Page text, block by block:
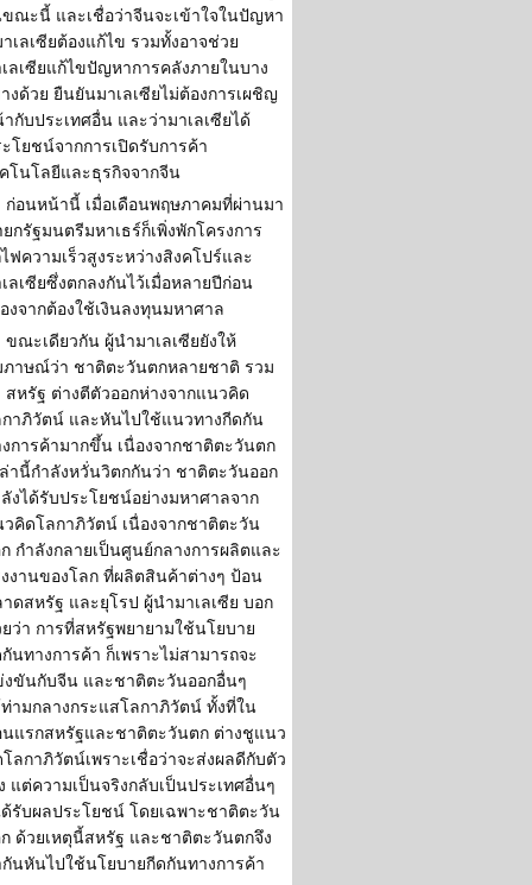
ณะนี้ และเชื่อว่าจีนจะเข้าใจในปัญหา
เลเซียต้องแก้ไข รวมทั้งอาจช่วย
ลเซียแก้ไขปัญหาการคลังภายในบาง
งด้วย ยืนยันมาเลเซียไม่ต้องการเผชิญ
กับประเทศอื่น และว่ามาเลเซียได้
โยชน์จากการเปิดรับการค้า
โนโลยีและธุรกิจจากจีน
ก่อนหน้านี้ เมื่อเดือนพฤษภาคมที่ผ่านมา
กรัฐมนตรีมหาเธร์ก็เพิ่งพักโครงการ
ฟความเร็วสูงระหว่างสิงคโปร์และ
ลเซียซึ่งตกลงกันไว้เมื่อหลายปีก่อน
งจากต้องใช้เงินลงทุนมหาศาล
ขณะเดียวกัน ผู้นำมาเลเซียยังให้
าษณ์ว่า ชาติตะวันตกหลายชาติ รวม
สหรัฐ ต่างตีตัวออกห่างจากแนวคิด
าภิวัตน์ และหันไปใช้แนวทางกีดกัน
การค้ามากขึ้น เนื่องจากชาติตะวันตก
านี้กำลังหวั่นวิตกกันว่า ชาติตะวันออก
งได้รับประโยชน์อย่างมหาศาลจาก
คิดโลกาภิวัตน์ เนื่องจากชาติตะวัน
กำลังกลายเป็นศูนย์กลางการผลิตและ
งานของโลก ที่ผลิตสินค้าต่างๆ ป้อน
ดสหรัฐ และยุโรป ผู้นำมาเลเซีย บอก
ว่า การที่สหรัฐพยายามใช้นโยบาย
นทางการค้า ก็เพราะไม่สามารถจะ
ขันกับจีน และชาติตะวันออกอื่นๆ
ามกลางกระแสโลกาภิวัตน์ ทั้งที่ใน
แรกสหรัฐและชาติตะวันตก ต่างชูแนว
ลกาภิวัตน์เพราะเชื่อว่าจะส่งผลดีกับตัว
แต่ความเป็นจริงกลับเป็นประเทศอื่นๆ
รับผลประโยชน์ โดยเฉพาะชาติตะวัน
ด้วยเหตุนี้สหรัฐ และชาติตะวันตกจึง
นหันไปใช้นโยบายกีดกันทางการค้า